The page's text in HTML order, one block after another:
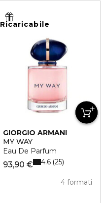
Ricaricabile
GIORGIO ARMANI
MY WAY
Eau De Parfum
93,90 €
4 formati
4.6 25